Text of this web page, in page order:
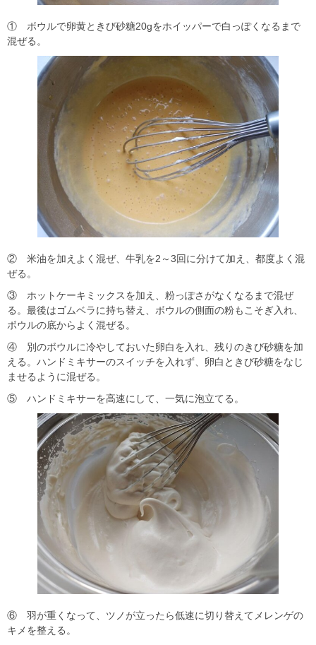
① ボウルで卵黄ときび砂糖20gをホイッパーで白っぽくなるまで
混ぜる。
② 米油を加えよく混ぜ、牛乳を2～3回に分けて加え、都度よく混
ぜる。
③ ホットケーキミックスを加え、粉っぽさがなくなるまで混ぜ
る。最後はゴムベラに持ち替え、ボウルの側面の粉もこそぎ入れ、
ボウルの底からよく混ぜる。
④ 別のボウルに冷やしておいた卵白を入れ、残りのきび砂糖を加
える。ハンドミキサーのスイッチを入れず、卵白ときび砂糖をなじ
ませるように混ぜる。
⑤ ハンドミキサーを高速にして、一気に泡立てる。
⑥ 羽が重くなって、ツノが立ったら低速に切り替えてメレンゲの
キメを整える。